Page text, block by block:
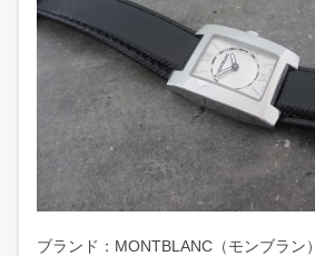
ブランド：MONTBLANC（モンブラン）